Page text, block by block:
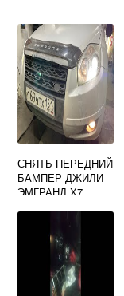
СНЯТЬ ПЕРЕДНИЙ
БАМПЕР ДЖИЛИ
ЭМГРАНД Х7